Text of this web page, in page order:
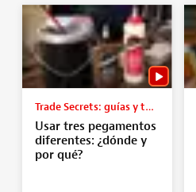
Trade Secrets: guías y tutoriales
Usar tres pegamentos
diferentes: ¿dónde y
por qué?